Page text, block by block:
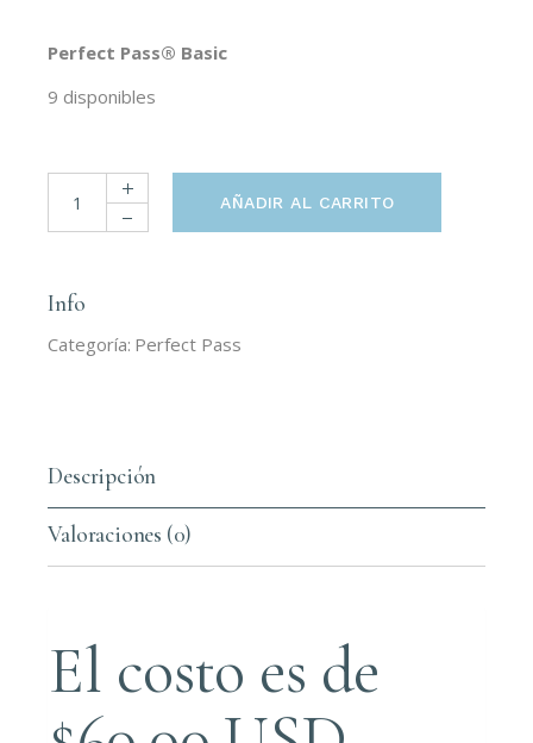
Perfect Pass® Basic
9 disponibles
Perfect Pass Basic (2) quantity
AÑADIR AL CARRITO
Info
Categoría: Perfect Pass
Descripción
Valoraciones (0)
El costo es de